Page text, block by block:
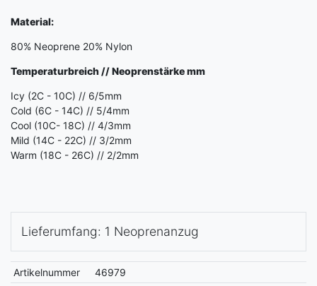
Material:
80% Neoprene 20% Nylon
Temperaturbreich // Neoprenstärke mm
Icy (2C - 10C) // 6/5mm
Cold (6C - 14C) // 5/4mm
Cool (10C- 18C) // 4/3mm
Mild (14C - 22C) // 3/2mm
Warm (18C - 26C) // 2/2mm
Lieferumfang: 1 Neoprenanzug
Artikelnummer
46979